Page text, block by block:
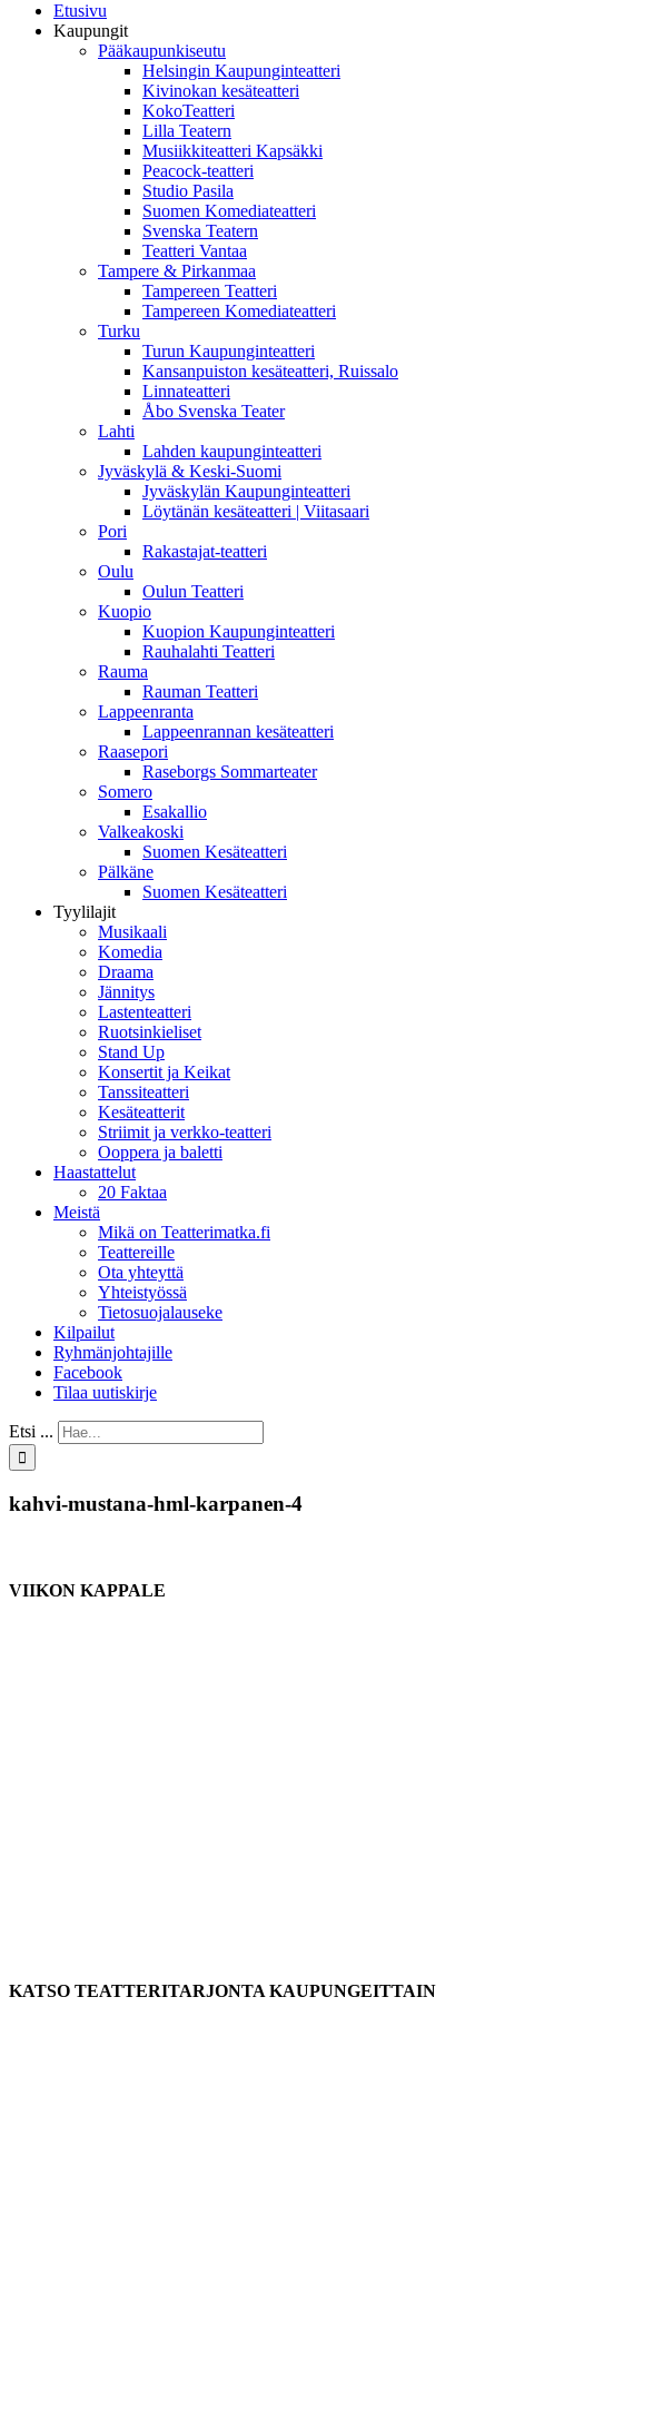
Etusivu
Kaupungit
Pääkaupunkiseutu
Helsingin Kaupunginteatteri
Kivinokan kesäteatteri
KokoTeatteri
Lilla Teatern
Musiikkiteatteri Kapsäkki
Peacock-teatteri
Studio Pasila
Suomen Komediateatteri
Svenska Teatern
Teatteri Vantaa
Tampere & Pirkanmaa
Tampereen Teatteri
Tampereen Komediateatteri
Turku
Turun Kaupunginteatteri
Kansanpuiston kesäteatteri, Ruissalo
Linnateatteri
Åbo Svenska Teater
Lahti
Lahden kaupunginteatteri
Jyväskylä & Keski-Suomi
Jyväskylän Kaupunginteatteri
Löytänän kesäteatteri | Viitasaari
Pori
Rakastajat-teatteri
Oulu
Oulun Teatteri
Kuopio
Kuopion Kaupunginteatteri
Rauhalahti Teatteri
Rauma
Rauman Teatteri
Lappeenranta
Lappeenrannan kesäteatteri
Raasepori
Raseborgs Sommarteater
Somero
Esakallio
Valkeakoski
Suomen Kesäteatteri
Pälkäne
Suomen Kesäteatteri
Tyylilajit
Musikaali
Komedia
Draama
Jännitys
Lastenteatteri
Ruotsinkieliset
Stand Up
Konsertit ja Keikat
Tanssiteatteri
Kesäteatterit
Striimit ja verkko-teatteri
Ooppera ja baletti
Haastattelut
20 Faktaa
Meistä
Mikä on Teatterimatka.fi
Teattereille
Ota yhteyttä
Yhteistyössä
Tietosuojalauseke
Kilpailut
Ryhmänjohtajille
Facebook
Tilaa uutiskirje
Etsi ...
kahvi-mustana-hml-karpanen-4
VIIKON KAPPALE
KATSO TEATTERITARJONTA KAUPUNGEITTAIN